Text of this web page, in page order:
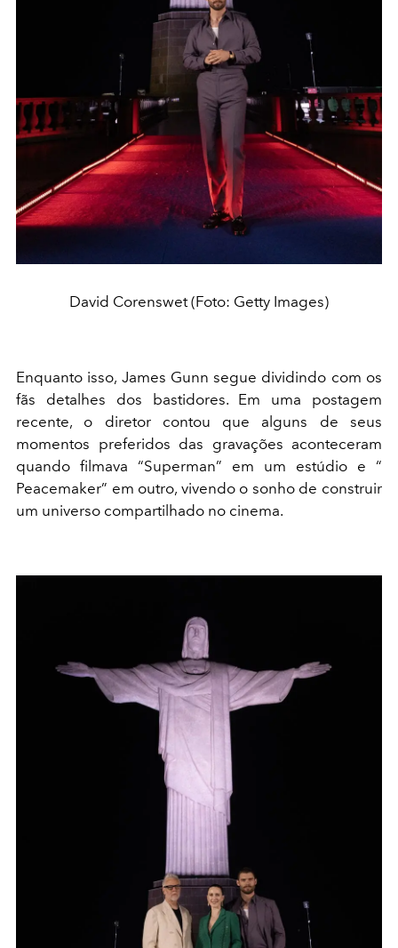
David Corenswet (Foto: Getty Images)
Enquanto isso, James Gunn segue dividindo com os
fãs detalhes dos bastidores. Em uma postagem
recente, o diretor contou que alguns de seus
momentos preferidos das gravações aconteceram
quando filmava “Superman” em um estúdio e “
Peacemaker” em outro, vivendo o sonho de construir
um universo compartilhado no cinema.